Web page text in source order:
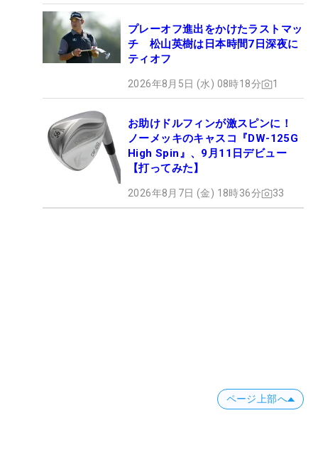
プレーオフ進出をかけたラストマッ
チ 松山英樹は日本時間7日深夜に
ティオフ
2026年8月5日 (水) 08時18分 1
お助けドルフィンが激スピンに！
ノーメッキのキャスコ『DW-125G
High Spin』、9月11日デビュー
【打ってみた】
2026年8月7日 (金) 18時36分 33
ページ上部へ